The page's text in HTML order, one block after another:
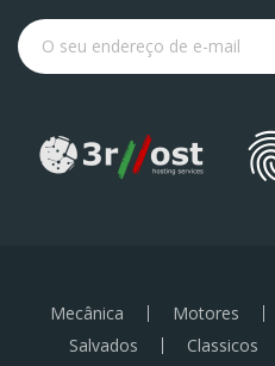
Mecânica Motores
Salvados
Classicos